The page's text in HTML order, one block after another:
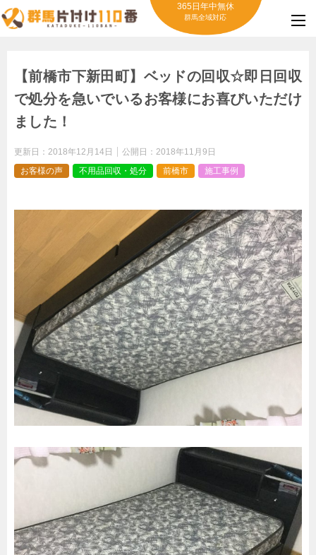
365日年中無休
群馬全域対応
【前橋市下新田町】ベッドの回収☆即日回収
で処分を急いでいるお客様にお喜びいただけ
ました！
更新日： 2018年12月14日 公開日： 2018年11月9日
お客様の声
不用品回収・処分 前橋市 施工事例